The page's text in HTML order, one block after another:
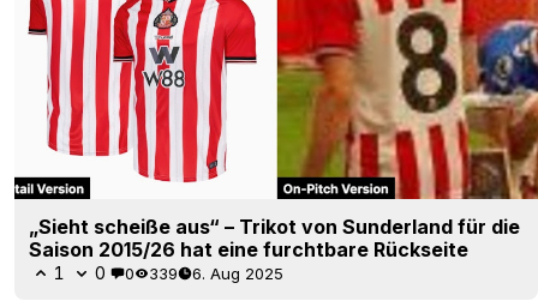
„Sieht scheiße aus“ – Trikot von Sunderland für die
Saison 2015/26 hat eine furchtbare Rückseite
1 0 0 339 6. Aug 2025